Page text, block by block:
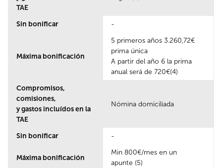
TAE
Sin bonificar -
Máxima bonificación
5 primeros años 3.260,72€
prima única
A partir del año 6 la prima
anual será de 720€(4)
Compromisos,
comisiones,
y gastos incluídos en la
TAE
Nómina domiciliada
Sin bonificar -
Máxima bonificación
Min 800€/mes en un
apunte (5)